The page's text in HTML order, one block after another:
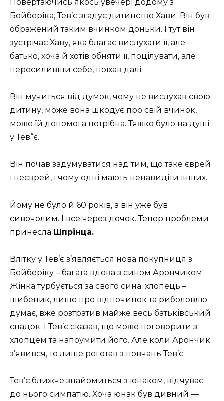
Повертаючись якось увечері додому з
Бойберіка, Тев’є згадує дитинство Хави. Він був
ображений таким вчинком доньки. І тут він
зустрічає Хаву, яка благає вислухати її, але
батько, хоча й хотів обняти її, поцілувати, але
пересиливши себе, поїхав далі.
Він мучиться від думок, чому не вислухав свою
дитину, може вона шкодує про свій вчинок,
може їй допомога потрібна. Тяжко було на душі
у Тев“є.
Він почав задумуватися над тим, що таке єврей
і неєврей, і чому одні мають ненавидіти інших.
Йому не було й 60 років, а він уже був
сивочолим. І все через дочок. Тепер проблеми
принесла Шпрінца.
Влітку у Тев’є з’являється нова покупниця з
Бейберіку – багата вдова з сином Арончиком.
Жінка турбується за свого сина: хлопець –
шибеник, лише про відпочинок та риболовлю
думає, вже розтратив майже весь батьківський
спадок. І Тев’є сказав, що може поговорити з
хлопцем та напоумити його. Але коли Арончик
з’явився, то лише реготав з повчань Тев’є.
Тев’є ближче знайомиться з юнаком, відчуває
до нього симпатію. Хоча юнак був дивний —